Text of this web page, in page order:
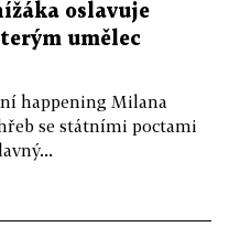
oslavuje
umělec
happening Milana
se státními poctami